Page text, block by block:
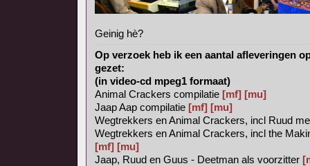
Geinig hè?
Op verzoek heb ik een aantal afleveringen
gezet:
(in video-cd mpeg1 formaat)
Animal Crackers compilatie [mf] [mu]
Jaap Aap compilatie [mf] [mu]
Wegtrekkers en Animal Crackers, incl Ruud
Wegtrekkers en Animal Crackers, incl the
[mf] [mu]
Jaap, Ruud en Guus - Deetman als voorzitter